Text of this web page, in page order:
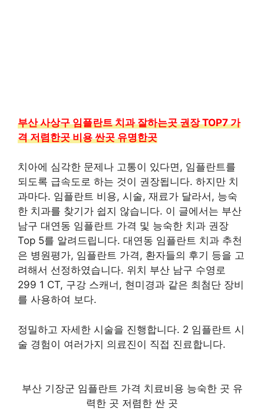
부산 사상구 임플란트 치과 잘하는곳 권장 TOP7 가
격 저렴한곳 비용 싼곳 유명한곳
치아에 심각한 문제나 고통이 있다면, 임플란트를
되도록 급속도로 하는 것이 권장됩니다. 하지만 치
과마다. 임플란트 비용, 시술, 재료가 달라서, 능숙
한 치과를 찾기가 쉽지 않습니다. 이 글에서는 부산
남구 대연동 임플란트 가격 및 능숙한 치과 권장
Top 5를 알려드립니다. 대연동 임플란트 치과 추천
은 병원평가, 임플란트 가격, 환자들의 후기 등을 고
려해서 선정하였습니다. 위치 부산 남구 수영로
299 1 CT, 구강 스캐너, 현미경과 같은 최첨단 장비
를 사용하여 보다.
정밀하고 자세한 시술을 진행합니다. 2 임플란트 시
술 경험이 여러가지 의료진이 직접 진료합니다.
부산 기장군 임플란트 가격 치료비용 능숙한 곳 유
력한 곳 저렴한 싼 곳